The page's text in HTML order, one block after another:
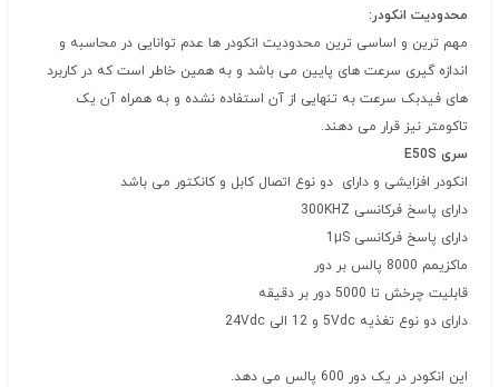
محدودیت انکودر:
مهم ترین و اساسی ترین محدودیت انکودر ها عدم توانایی در محاسبه و
اندازه گیری سرعت های پایین می باشد و به همین خاطر است که در کاربرد
های فیدبک سرعت به تنهایی از آن استفاده نشده و به همراه آن یک
تاکومتر نیز قرار می دهند.
سری E50S
انکودر افزایشی و دارای دو نوع اتصال کابل و کانکتور می باشد
دارای پاسخ فرکانسی 300KHZ
دارای پاسخ فرکانسی 1μS
ماکزیمم 8000 پالس بر دور
قابلیت چرخش تا 5000 دور بر دقیقه
دارای دو نوع تغذیه 5Vdc و 12 الی 24Vdc
این انکودر در یک دور 600 پالس می دهد.